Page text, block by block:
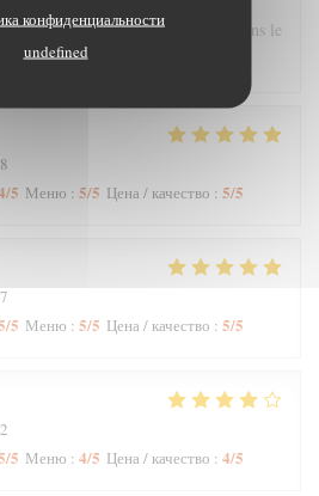
конфиденциальности
undefined
sympathique. Nous recommandons le
/5 Меню : 5/5 Цена / качество : 5/5
/5 Меню : 5/5 Цена / качество : 5/5
/5 Меню : 4/5 Цена / качество : 4/5